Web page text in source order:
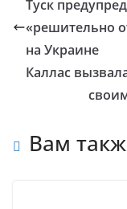
Туск
«решительно
на Украине
Каллас
Вам